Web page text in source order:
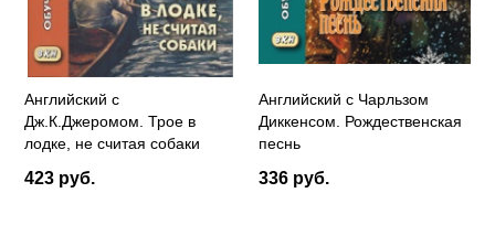
Английский с
Дж.К.Джеромом. Трое в
лодке, не считая собаки
423 руб.
Английский с Чарльзом
Диккенсом. Рождественская
песнь
336 руб.